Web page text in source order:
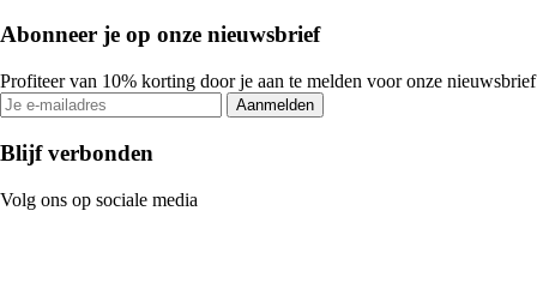
Abonneer je op onze nieuwsbrief
Profiteer van 10% korting door je aan te melden voor onze nieuwsbrief
Aanmelden
Blijf verbonden
Volg ons op sociale media